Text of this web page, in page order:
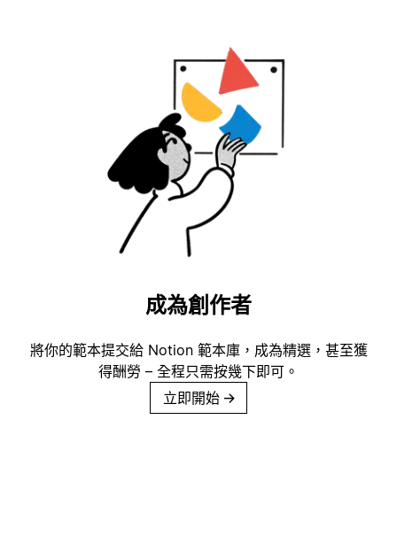
成為創作者
將你的範本提交給 Notion 範本庫，成為精選，甚至獲
得酬勞 – 全程只需按幾下即可。
立即開始 →